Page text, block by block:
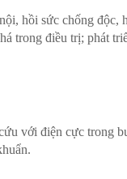
hồi sức chống độc,
trong điều trị; phát
với điện cực trong